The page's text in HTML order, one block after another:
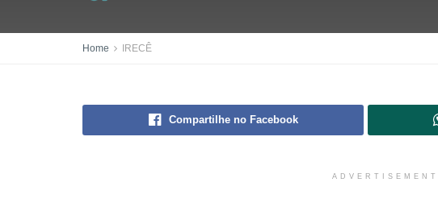
Home IRECÊ
Compartilhe no Facebook
ADVERTISEMENT